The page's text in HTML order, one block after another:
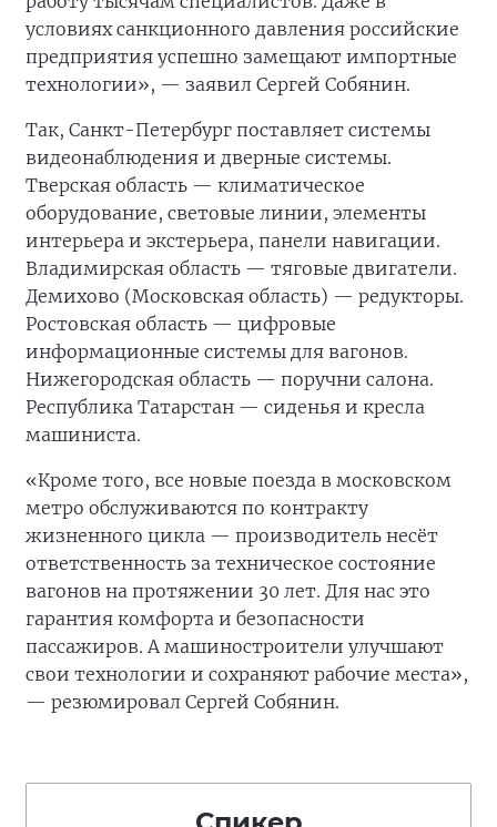
условиях санкционного давления российские
предприятия успешно замещают импортные
технологии», — заявил Сергей Собянин.
Так, Санкт-Петербург поставляет системы
видеонаблюдения и дверные системы.
Тверская область — климатическое
оборудование, световые линии, элементы
интерьера и экстерьера, панели навигации.
Владимирская область — тяговые двигатели.
Демихово (Московская область) — редукторы.
Ростовская область — цифровые
информационные системы для вагонов.
Нижегородская область — поручни салона.
Республика Татарстан — сиденья и кресла
машиниста.
«Кроме того, все новые поезда в московском
метро обслуживаются по контракту
жизненного цикла — производитель несёт
ответственность за техническое состояние
вагонов на протяжении 30 лет. Для нас это
гарантия комфорта и безопасности
пассажиров. А машиностроители улучшают
свои технологии и сохраняют рабочие места»,
— резюмировал Сергей Собянин.